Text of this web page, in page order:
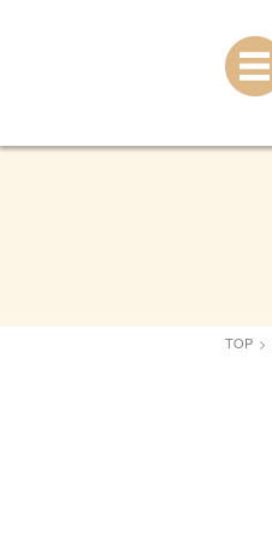
TOP >